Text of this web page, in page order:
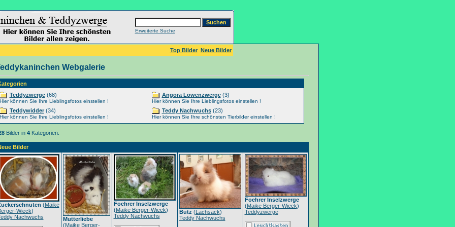
Erweiterte Suche
Top Bilder Neue Bilder
Webgalerie
Teddyzwerge(68)
können Sie Ihre Lieblingsfotos einstellen !
Teddywidder(34)
können Sie Ihre Lieblingsfotos einstellen !
Angora Löwenzwerge(3)
Hier können Sie Ihre Lieblingsfotos einstellen !
Teddy Nachwuchs(23)
Hier können Sie Ihre schönsten Tierbilder einstellen !
Bilder in 4Kategorien.
Bilder
(Maike
Wieck)
Nachwuchs
Mutterliebe
(Maike Berger-
Foehrer Inselzwerge
(Maike Berger-Wieck)
Teddy Nachwuchs
Butz (Lachsack)
Teddy Nachwuchs
Foehrer Inselzwerge
(Maike Berger-Wieck)
Teddyzwerge